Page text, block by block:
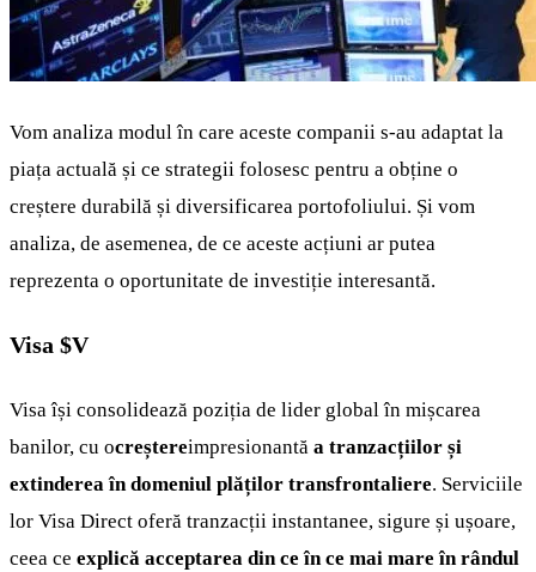
Vom analiza modul în care aceste companii s-au adaptat la
piața actuală și ce strategii folosesc pentru a obține o
creștere durabilă și diversificarea portofoliului. Și vom
analiza, de asemenea, de ce aceste acțiuni ar putea
reprezenta o oportunitate de investiție interesantă.
Visa $V
Visa își consolidează poziția de lider global în mișcarea
banilor, cu ocreștereimpresionantă a tranzacțiilor și
extinderea în domeniul plăților transfrontaliere. Serviciile
lor Visa Direct oferă tranzacții instantanee, sigure și ușoare,
ceea ce explică acceptarea din ce în ce mai mare în rândul